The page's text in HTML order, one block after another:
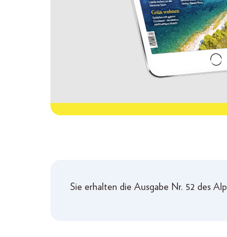
Sie erhalten die Ausgabe Nr. 52 des